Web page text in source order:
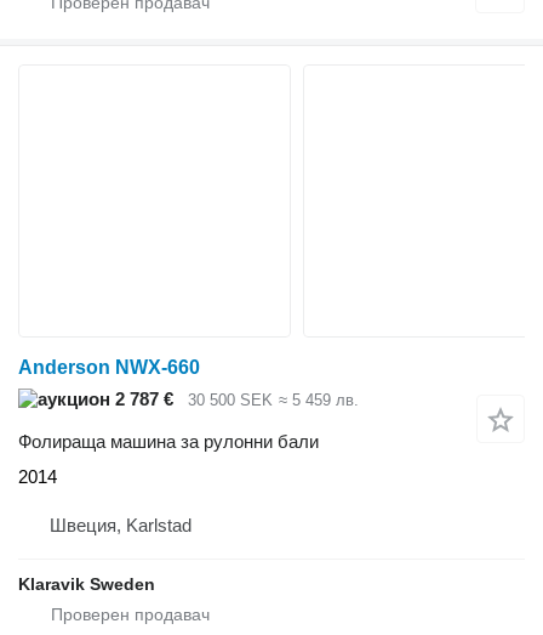
Anderson NWX-660
2 787 €
30 500 SEK ≈ 5 459 лв.
Фолираща машина за рулонни бали
2014
Швеция, Karlstad
Klaravik Sweden